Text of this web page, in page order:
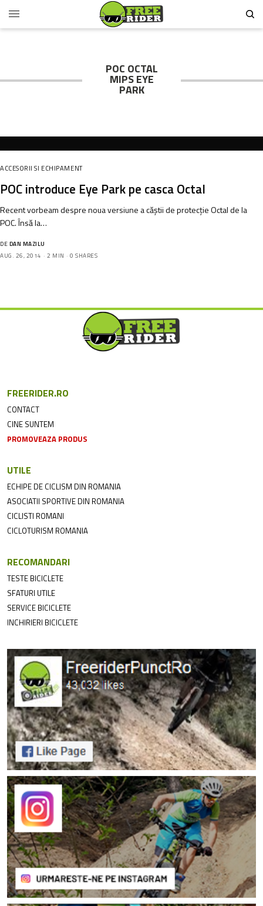
POC OCTAL
MIPS EYE
PARK
ACCESORII SI ECHIPAMENT
POC introduce Eye Park pe casca Octal
Recent vorbeam despre noua versiune a căştii de protecţie Octal de la
POC. Însă la…
DE DAN MAZILU
AUG. 26, 2014
2 MIN 0 SHARES
FREERIDER.RO
CONTACT
CINE SUNTEM
PROMOVEAZA PRODUS
UTILE
ECHIPE DE CICLISM DIN ROMANIA
ASOCIATII SPORTIVE DIN ROMANIA
CICLISTI ROMANI
CICLOTURISM ROMANIA
RECOMANDARI
TESTE BICICLETE
SFATURI UTILE
SERVICE BICICLETE
INCHIRIERI BICICLETE